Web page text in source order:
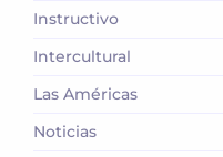
Instructivo
Intercultural
Las Américas
Noticias